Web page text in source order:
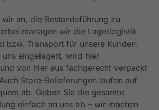
an, die Bestandsführung zu
managen wir die Lagerlogistik
bzw. Transport für unsere Kunden.
uns eingelagert, wird hier
von hier aus fachgerecht verpackt
Store-Belieferungen laufen auf
ab. Geben Sie die gesamte
einfach an uns ab – wir machen